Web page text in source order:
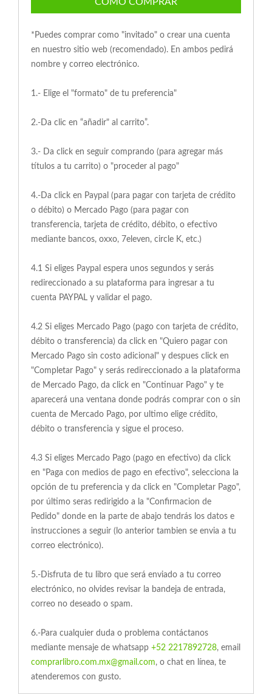
*Puedes comprar como "invitado" o crear una cuenta
en nuestro sitio web (recomendado). En ambos pedirá
nombre y correo electrónico.
1.- Elige el "formato" de tu preferencia"
2.-Da clic en “añadir" al carrito”.
3.- Da click en seguir comprando (para agregar más
títulos a tu carrito) o "proceder al pago"
4.-Da click en Paypal (para pagar con tarjeta de crédito
o débito) o Mercado Pago (para pagar con
transferencia, tarjeta de crédito, débito, o efectivo
mediante bancos, oxxo, 7eleven, circle K, etc.)
4.1 Si eliges Paypal espera unos segundos y serás
redireccionado a su plataforma para ingresar a tu
cuenta PAYPAL y validar el pago.
4.2 Si eliges Mercado Pago (pago con tarjeta de crédito,
débito o transferencia) da click en "Quiero pagar con
Mercado Pago sin costo adicional" y despues click en
"Completar Pago" y serás redireccionado a la plataforma
de Mercado Pago, da click en "Continuar Pago" y te
aparecerá una ventana donde podrás comprar con o sin
cuenta de Mercado Pago, por ultimo elige crédito,
débito o transferencia y sigue el proceso.
4.3 Si eliges Mercado Pago (pago en efectivo) da click
en "Paga con medios de pago en efectivo", selecciona la
opción de tu preferencia y da click en "Completar Pago",
por último seras redirigido a la "Confirmacion de
Pedido" donde en la parte de abajo tendrás los datos e
instrucciones a seguir (lo anterior tambien se envia a tu
correo electrónico).
5.-Disfruta de tu libro que será enviado a tu correo
electrónico, no olvides revisar la bandeja de entrada,
correo no deseado o spam.
6.-Para cualquier duda o problema contáctanos
mediante mensaje de whatsapp +52 2217892728, email
comprarlibro.com.mx@gmail.com, o chat en línea, te
atenderemos con gusto.